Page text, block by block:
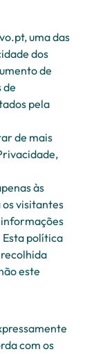
uma das
dos
de
de
pela
de mais
às
os visitantes
informações
política
este
com os